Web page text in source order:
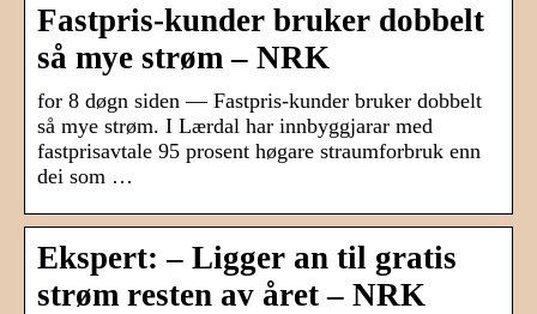
Fastpris-kunder bruker dobbelt
så mye strøm – NRK
for 8 døgn siden — Fastpris-kunder bruker dobbelt
så mye strøm. I Lærdal har innbyggjarar med
fastprisavtale 95 prosent høgare straumforbruk enn
dei som …
Ekspert: – Ligger an til gratis
strøm resten av året – NRK